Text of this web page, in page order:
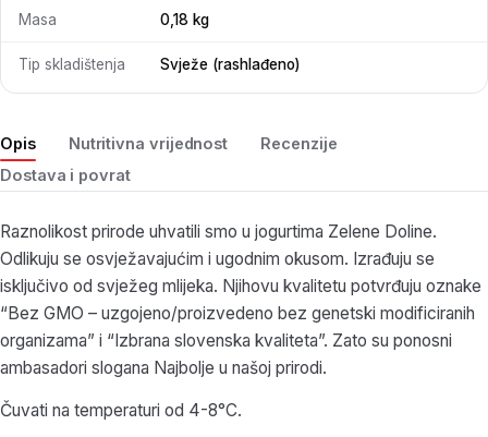
Opis Nutritivna vrijednost
Recenzije
Dostava i povrat
Raznolikost prirode uhvatili smo u jogurtima Zelene Doline.
Odlikuju se osvježavajućim i ugodnim okusom. Izrađuju se
isključivo od svježeg mlijeka. Njihovu kvalitetu potvrđuju oznake
“Bez GMO – uzgojeno/proizvedeno bez genetski modificiranih
organizama” i “Izbrana slovenska kvaliteta”. Zato su ponosni
ambasadori slogana Najbolje u našoj prirodi.
Čuvati na temperaturi od 4-8°C.
Masa 0,18 kg
Tip skladištenja Svježe (rashlađeno)